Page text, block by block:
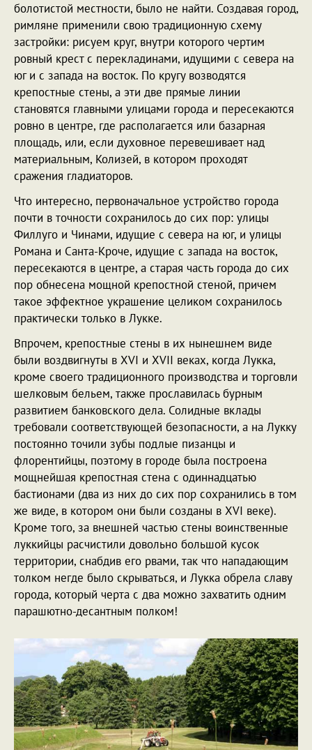
болотистой местности, было не найти. Создавая город,
римляне применили свою традиционную схему
застройки: рисуем круг, внутри которого чертим
ровный крест с перекладинами, идущими с севера на
юг и с запада на восток. По кругу возводятся
крепостные стены, а эти две прямые линии
становятся главными улицами города и пересекаются
ровно в центре, где располагается или базарная
площадь, или, если духовное перевешивает над
материальным, Колизей, в котором проходят
сражения гладиаторов.
Что интересно, первоначальное устройство города
почти в точности сохранилось до сих пор: улицы
Филлуго и Чинами, идущие с севера на юг, и улицы
Романа и Санта-Кроче, идущие с запада на восток,
пересекаются в центре, а старая часть города до сих
пор обнесена мощной крепостной стеной, причем
такое эффектное украшение целиком сохранилось
практически только в Лукке.
Впрочем, крепостные стены в их нынешнем виде
были воздвигнуты в XVI и XVII веках, когда Лукка,
кроме своего традиционного производства и торговли
шелковым бельем, также прославилась бурным
развитием банковского дела. Солидные вклады
требовали соответствующей безопасности, а на Лукку
постоянно точили зубы подлые пизанцы и
флорентийцы, поэтому в городе была построена
мощнейшая крепостная стена с одиннадцатью
бастионами (два из них до сих пор сохранились в том
же виде, в котором они были созданы в XVI веке).
Кроме того, за внешней частью стены воинственные
луккийцы расчистили довольно большой кусок
территории, снабдив его рвами, так что нападающим
толком негде было скрываться, и Лукка обрела славу
города, который черта с два можно захватить одним
парашютно-десантным полком!